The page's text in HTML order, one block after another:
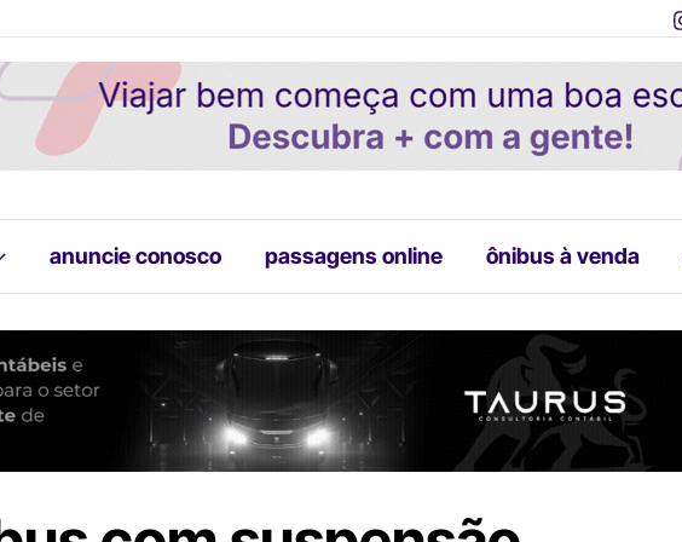
anuncie conosco passagens online ônibus à venda